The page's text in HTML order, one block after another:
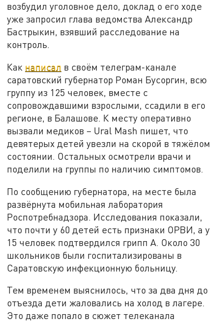
возбудил уголовное дело, доклад о его ходе
уже запросил глава ведомства Александр
Бастрыкин, взявший расследование на
контроль.
Как написал в своём телеграм-канале
саратовский губернатор Роман Бусоргин, всю
группу из 125 человек, вместе с
сопровождавшими взрослыми, ссадили в его
регионе, в Балашове. К месту оперативно
вызвали медиков – Ural Mash пишет, что
девятерых детей увезли на скорой в тяжёлом
состоянии. Остальных осмотрели врачи и
поделили на группы по наличию симптомов.
По сообщению губернатора, на месте была
развёрнута мобильная лаборатория
Роспотребнадзора. Исследования показали,
что почти у 60 детей есть признаки ОРВИ, а у
15 человек подтвердился грипп А. Около 30
школьников были госпитализированы в
Саратовскую инфекционную больницу.
Тем временем выяснилось, что за два дня до
отъезда дети жаловались на холод в лагере.
Это даже попало в сюжет телеканала